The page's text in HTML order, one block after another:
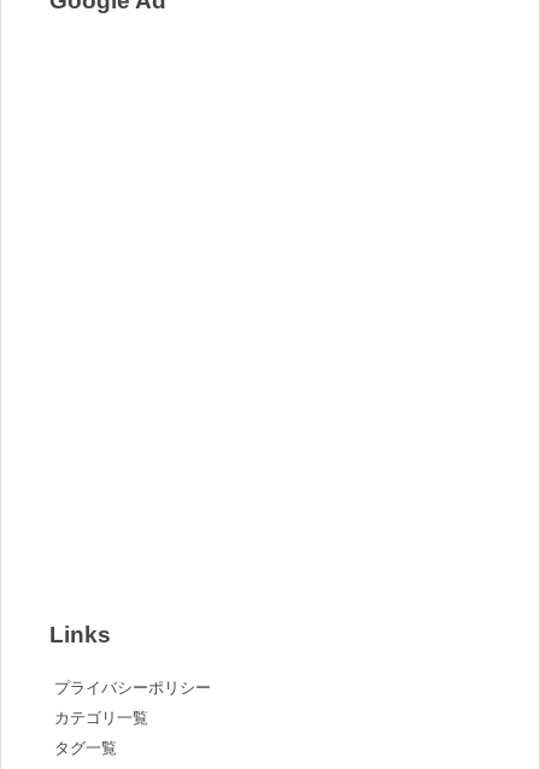
Links
プライバシーポリシー
カテゴリ一覧
タグ一覧